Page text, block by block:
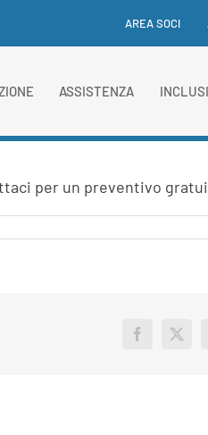
AREA SOCI
ASSISTENZA
per un preventivo
Facebook
X